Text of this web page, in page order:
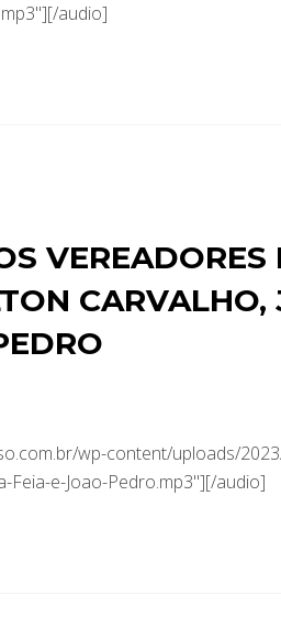
audio]
CARVALHO,
wp-content/uploads/
Feia-e-Joao-Pedro.mp3"][/audio]